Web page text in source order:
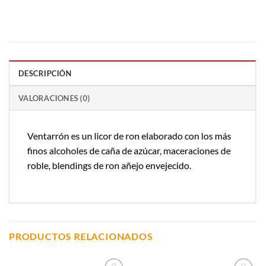
DESCRIPCIÓN
VALORACIONES (0)
Ventarrón es un licor de ron elaborado con los más
finos alcoholes de caña de azúcar, maceraciones de
roble, blendings de ron añejo envejecido.
PRODUCTOS RELACIONADOS